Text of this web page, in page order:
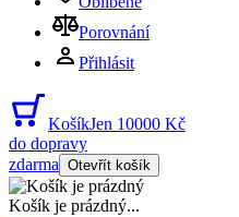
Porovnání
Přihlásit
KošíkJen 10000 Kč
do dopravy
zdarma Otevřít košík
Košík je prázdný...